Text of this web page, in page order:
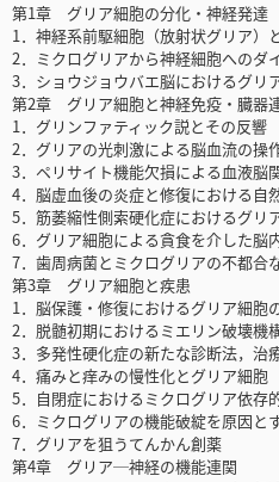
第1章 グリア細胞の分化・神経発達
1．神経系前駆細胞（放射状グリア）
2．ミクログリアから神経細胞へのダ
3．ショウジョウバエ脳におけるグリ
第2章 グリア細胞と神経免疫・臓器
1．グリンファティック説とその反響
2．グリアの光刺激による脳血流の操
3．ペリサイト機能欠損による血液脳
4．脳虚血後の炎症と修復における自
5．筋萎縮性側索硬化症におけるグリ
6．グリア細胞による貪食を介した脳
7．歯周病菌とミクログリアの不都合
第3章 グリア細胞と疾患
1．脳保護・修復におけるグリア細
2．脱髄初期におけるミエリン破壊機
3．多発性硬化症の新たな診断法，治
4．痛みと痒みの慢性化とグリア細胞
5．自閉症におけるミクログリア依存
6．ミクログリアの機能破綻を原因と
7．グリアを狙うてんかん創薬
第4章 グリア─神経の機能連関